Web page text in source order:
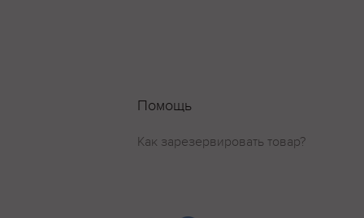
Помощь
Как зарезервировать товар?